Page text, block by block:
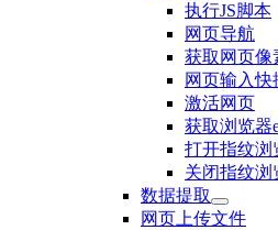
执行JS脚本
网页导航
获取网页像
网页输入快
激活网页
获取浏览器
打开指纹浏
关闭指纹浏
数据提取
网页上传文件